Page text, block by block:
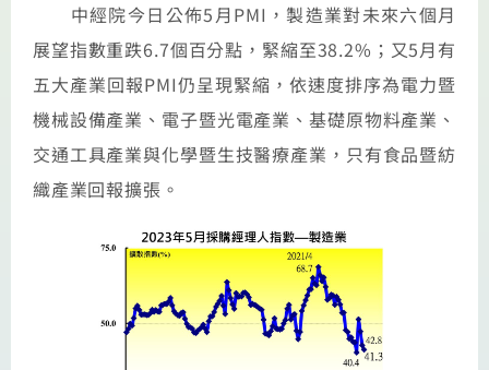
中經院今日公佈5月PMI，製造業對未來六個月
展望指數重跌6.7個百分點，緊縮至38.2%；又5月有
五大產業回報PMI仍呈現緊縮，依速度排序為電力暨
機械設備產業、電子暨光電產業、基礎原物料產業、
交通工具產業與化學暨生技醫療產業，只有食品暨紡
織產業回報擴張。